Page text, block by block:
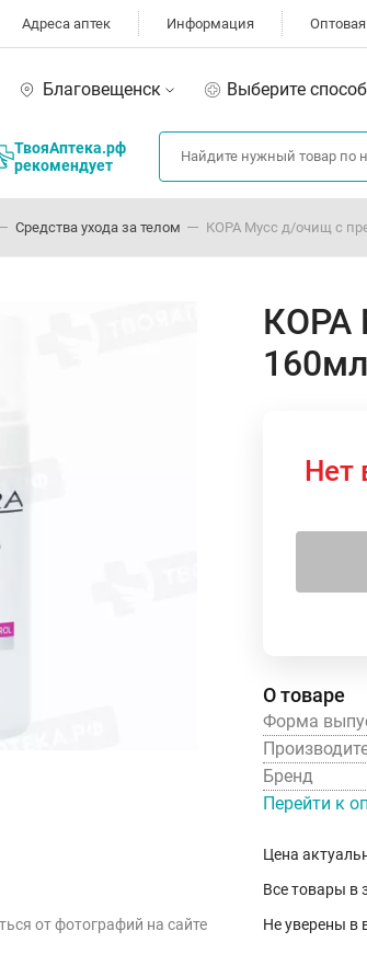
Адреса аптек Информация
Благовещенск Выберите
ТвояАптека.рф
рекомендует
Средства ухода за телом КОРА Мусс д/очищ с
от фотографий на сайте
КОРА
160мл
Нет
О товаре
Форма
Бренд
Перейти к
Цена
Все товары в
Не уверены в